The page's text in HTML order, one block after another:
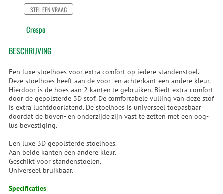
STEL EEN VRAAG
Crespo
BESCHRIJVING
Een luxe stoelhoes voor extra comfort op iedere standenstoel.
Deze stoelhoes heeft aan de voor- en achterkant een andere kleur.
Hierdoor is de hoes aan 2 kanten te gebruiken. Biedt extra comfort
door de gepolsterde 3D stof. De comfortabele vulling van deze stof
is extra luchtdoorlatend. De stoelhoes is universeel toepasbaar
doordat de boven- en onderzijde zijn vast te zetten met een oog-
lus bevestiging.
Een luxe 3D gepolsterde stoelhoes.
Aan beide kanten een andere kleur.
Geschikt voor standenstoelen.
Universeel bruikbaar.
Specificaties